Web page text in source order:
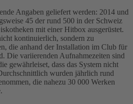
Angaben geliefert werden: 2014 und
45 der rund 500 in der Schweiz
mit einer Hitbox ausgerüstet.
kontinuierlich, sondern zu
die anhand der Installation im Club für
Die variierenden Aufnahmezeiten sind
gewährleiset, dass das System nicht
wurden jährlich rund
die nahezu 30 000 Werken